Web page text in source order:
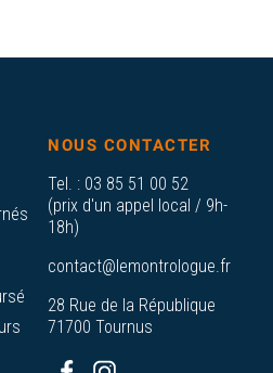
NOUS CONTACTER
Tel. : 03 85 51 00 52
(prix d'un appel local / 9h-
18h)
contact@lemontrologue.fr
28 Rue de la République
71700 Tournus